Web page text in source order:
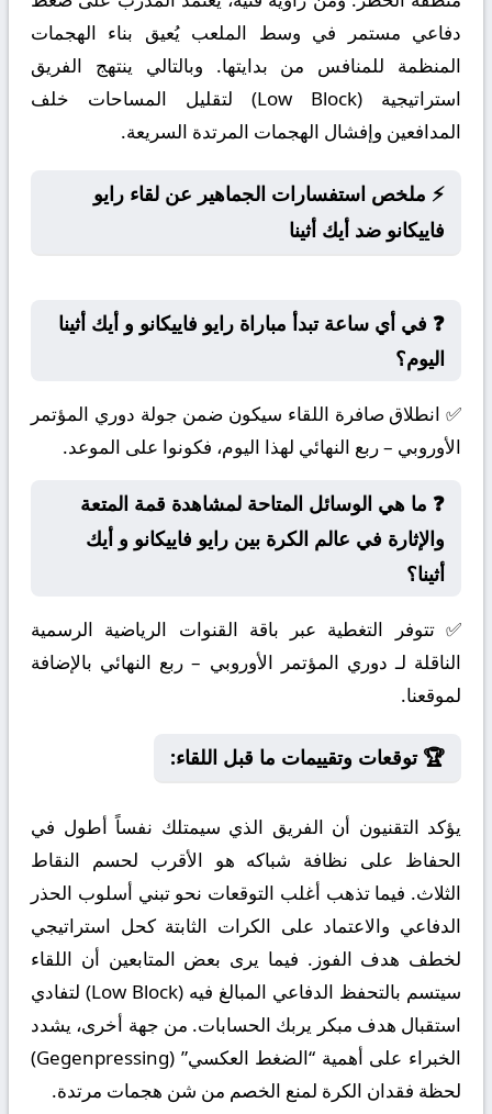
دفاعي مستمر في وسط الملعب يُعيق بناء الهجمات
المنظمة للمنافس من بدايتها. وبالتالي ينتهج الفريق
استراتيجية (Low Block) لتقليل المساحات خلف
المدافعين وإفشال الهجمات المرتدة السريعة.
⚡ ملخص استفسارات الجماهير عن لقاء رايو
فاييكانو ضد أيك أثينا
❓ في أي ساعة تبدأ مباراة رايو فاييكانو و أيك أثينا
اليوم؟
✅ انطلاق صافرة اللقاء سيكون ضمن جولة دوري المؤتمر
الأوروبي – ربع النهائي لهذا اليوم، فكونوا على الموعد.
❓ ما هي الوسائل المتاحة لمشاهدة قمة المتعة
والإثارة في عالم الكرة بين رايو فاييكانو و أيك
أثينا؟
✅ تتوفر التغطية عبر باقة القنوات الرياضية الرسمية
الناقلة لـ دوري المؤتمر الأوروبي – ربع النهائي بالإضافة
لموقعنا.
🏆 توقعات وتقييمات ما قبل اللقاء:
يؤكد التقنيون أن الفريق الذي سيمتلك نفساً أطول في
الحفاظ على نظافة شباكه هو الأقرب لحسم النقاط
الثلاث. فيما تذهب أغلب التوقعات نحو تبني أسلوب الحذر
الدفاعي والاعتماد على الكرات الثابتة كحل استراتيجي
لخطف هدف الفوز. فيما يرى بعض المتابعين أن اللقاء
سيتسم بالتحفظ الدفاعي المبالغ فيه (Low Block) لتفادي
استقبال هدف مبكر يربك الحسابات. من جهة أخرى، يشدد
الخبراء على أهمية “الضغط العكسي” (Gegenpressing)
لحظة فقدان الكرة لمنع الخصم من شن هجمات مرتدة.